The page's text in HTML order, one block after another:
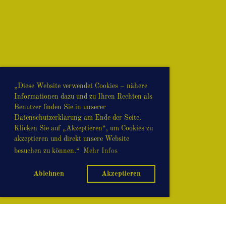
„Diese Website verwendet Cookies – nähere
Informationen dazu und zu Ihren Rechten als
Benutzer finden Sie in unserer
Datenschutzerklärung am Ende der Seite.
Klicken Sie auf „Akzeptieren“, um Cookies zu
akzeptieren und direkt unsere Website
besuchen zu können.“
Mehr Infos
Ablehnen Akzeptieren